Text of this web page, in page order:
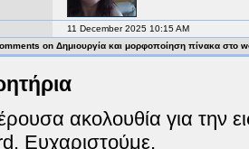
11 December 2025 10:15 AM
on Δημιουργία και μορφοποίηση πίνακα στο
ακολουθία για την
Ευχαριστούμε.